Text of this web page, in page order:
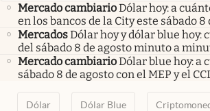
Mercado cambiarioDólar hoy: a
en los bancos de la City este sábado 8
MercadosDólar hoy y dólar blue hoy:
del sábado 8 de agosto minuto a
Mercado cambiarioDólar blue hoy: a
sábado 8 de agosto con el MEP y el
Dólar Dólar Blue